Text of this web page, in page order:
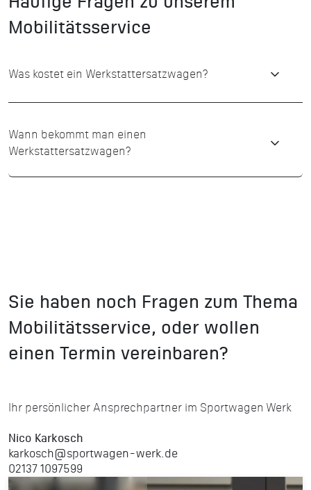
Mobilitätsservice
Was kostet ein Werkstattersatzwagen?
Wann bekommt man einen
Werkstattersatzwagen?
Sie haben noch Fragen zum Thema
Mobilitätsservice, oder wollen
einen Termin vereinbaren?
Ihr persönlicher Ansprechpartner im Sportwagen Werk
Nico Karkosch
karkosch@sportwagen-werk.de
02137 1097599